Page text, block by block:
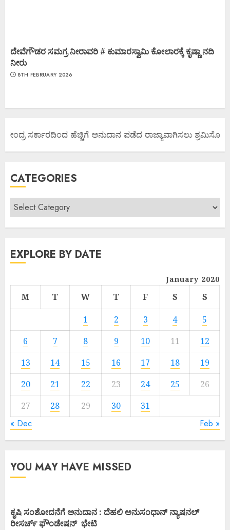
ದೇವೆಗೌಡರ ಸಮಗ್ರ ನೀರಾವರಿ # ಕುಮಾರಸ್ವಾಮಿ ಕೋಲಾರಕ್ಕೆ ಕೃಷ್ಣಾ ನದಿ
ನೀರು
8TH FEBRUARY 2026
ಕೇಂದ್ರ ಸರ್ಕಾರದಿಂದ ಹೆಚ್ಚಿಗೆ ಅನುದಾನ ಪಡೆದ ರಾಜ್ಯಾವಾಗಿಸಲು ಶ್ರಮಿಸೋಣ
CATEGORIES
EXPLORE BY DATE
January 2020
M T W T F S
S
1
2 3 4
5
6
7 8 9 10 11
12
13
14 15 16 17 18
19
20
21 22 23 24 25
26
27
28 29 30 31
« Dec Feb »
YOU MAY HAVE MISSED
ಕೃಷಿ ಸಂಶೋದನೆಗೆ ಅನುದಾನ : ದೆಹಲಿ ಅನುಸಂಧಾನ್ ನ್ಯಾಷನಲ್
ರೀಸರ್ಚ್ ಫೌಂಡೇಷನ್ ಭೇಟಿ